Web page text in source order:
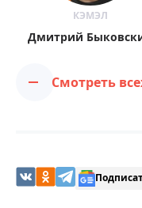
КЭМЭЛ
Дмитрий
Смотреть